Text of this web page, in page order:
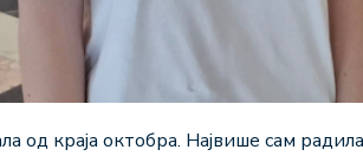
од краја октобра. Највише сам